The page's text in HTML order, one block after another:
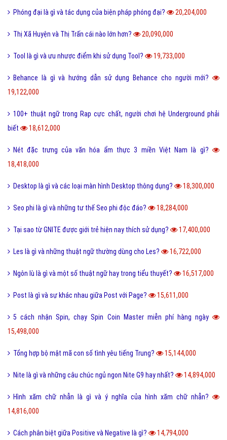
Phóng đại là gì và tác dụng của biện pháp phóng đại? 20,204,000
Thị Xã Huyện và Thị Trấn cái nào lớn hơn? 20,090,000
Tool là gì và ưu nhược điểm khi sử dụng Tool? 19,733,000
Behance là gì và hướng dẫn sử dụng Behance cho người mới?
19,122,000
100+ thuật ngữ trong Rap cực chất, người chơi hệ Underground phải
biết
18,612,000
Nét đặc trưng của văn hóa ẩm thực 3 miền Việt Nam là gì?
18,418,000
Desktop là gì và các loại màn hình Desktop thông dụng? 18,300,000
Seo phi là gì và những tư thế Seo phi độc đáo? 18,284,000
Tại sao từ GNITE được giới trẻ hiện nay thích sử dụng? 17,400,000
Les là gì và những thuật ngữ thường dùng cho Les? 16,722,000
Ngôn lù là gì và một số thuật ngữ hay trong tiểu thuyết? 16,517,000
Post là gì và sự khác nhau giữa Post với Page? 15,611,000
5 cách nhận Spin, chạy Spin Coin Master miễn phí hàng ngày
15,498,000
Tổng hợp bộ mật mã con số tình yêu tiếng Trung? 15,144,000
Nite là gì và những câu chúc ngủ ngon Nite G9 hay nhất? 14,894,000
Hình xăm chữ nhẫn là gì và ý nghĩa của hình xăm chữ nhẫn?
14,816,000
Cách phân biệt giữa Positive và Negative là gì? 14,794,000